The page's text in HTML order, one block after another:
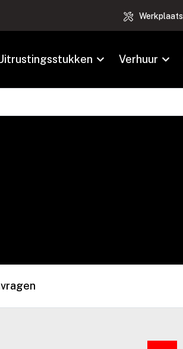
Werkplaats
Verhuur